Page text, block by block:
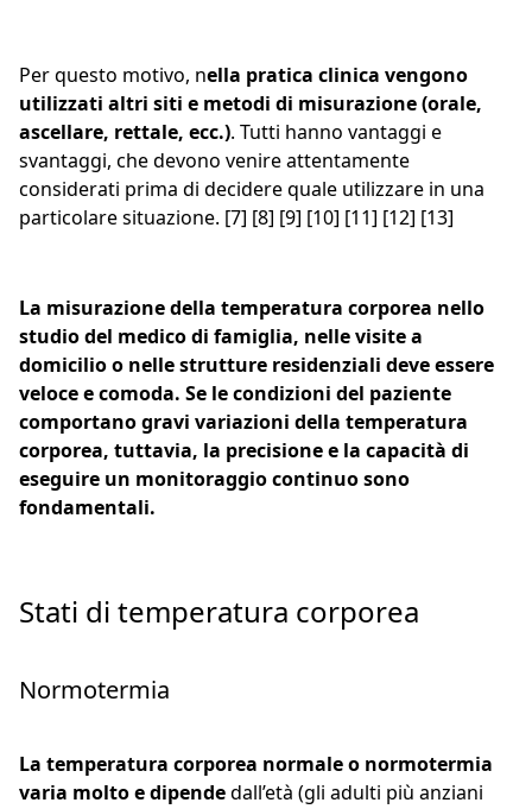
Per questo motivo, nella pratica clinica vengono
utilizzati altri siti e metodi di misurazione (orale,
ascellare, rettale, ecc.). Tutti hanno vantaggi e
svantaggi, che devono venire attentamente
considerati prima di decidere quale utilizzare in una
particolare situazione. [7] [8] [9] [10] [11] [12] [13]
La misurazione della temperatura corporea nello
studio del medico di famiglia, nelle visite a
domicilio o nelle strutture residenziali deve essere
veloce e comoda. Se le condizioni del paziente
comportano gravi variazioni della temperatura
corporea, tuttavia, la precisione e la capacità di
eseguire un monitoraggio continuo sono
fondamentali.
Stati di temperatura corporea
Normotermia
La temperatura corporea normale o normotermia
varia molto e dipendedall’età (gli adulti più anziani